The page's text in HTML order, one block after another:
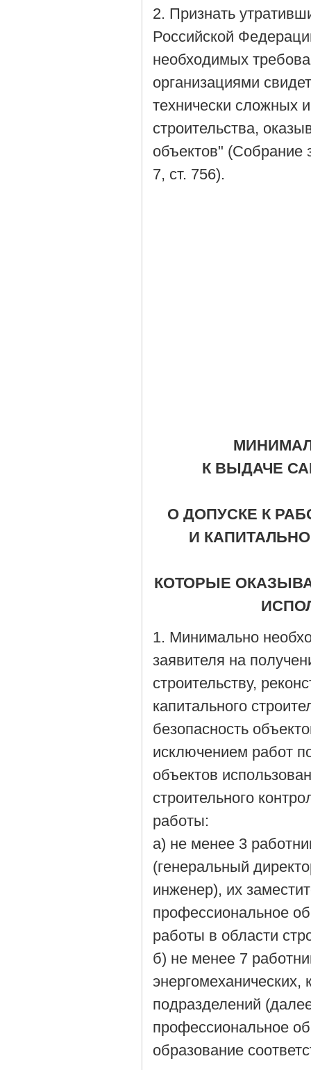
2. Признать
Российской
необходимых
организациями
технически сложных
строительства,
объектов" (Собрание
7, ст. 756).
К ВЫДАЧЕ
О ДОПУСКЕ К
И
КОТОРЫЕ
1. Минимально
заявителя на
строительству,
капитального
безопасность
исключением работ
объектов
строительного
работы:
а) не менее 3
(генеральный
инженер), их
профессиональное
работы в области
б) не менее 7
энергомеханических,
подразделений
профессиональное
образование